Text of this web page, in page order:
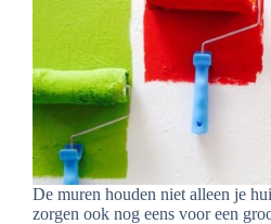
De muren houden niet alleen je
zorgen ook nog eens voor een